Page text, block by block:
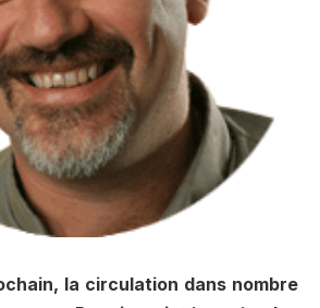
la circulation dans nombre